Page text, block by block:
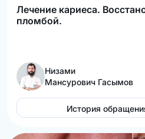
Лечение кариеса.
пломбой.
Низами
Мансурович Гасымов
История